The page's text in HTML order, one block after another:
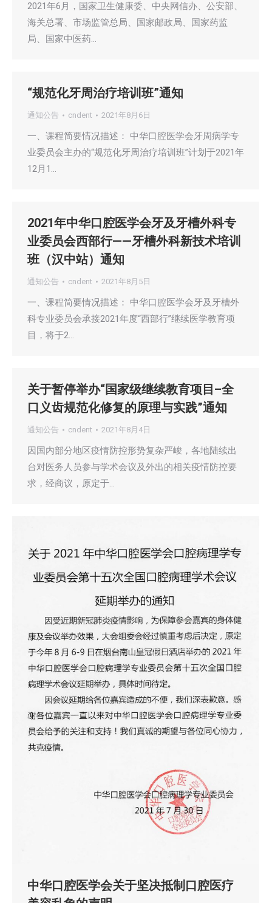
2021年6月，国家卫生健康委、中央网信办、公安部、
海关总署、市场监管总局、国家邮政局、国家药监
局、国家中医药…
“规范化牙周治疗培训班”通知
通知公告 cndent 2021年8月6日
一、课程简要情况描述： 中华口腔医学会牙周病学专
业委员会主办的“规范化牙周治疗培训班”计划于2021年
12月1…
2021年中华口腔医学会牙及牙槽外科专
业委员会西部行——牙槽外科新技术培训
班（汉中站）通知
通知公告 cndent 2021年8月5日
一、课程简要情况描述： 中华口腔医学会牙及牙槽外
科专业委员会承接2021年度“西部行”继续医学教育项
目，将于2…
关于暂停举办“国家级继续教育项目–全
口义齿规范化修复的原理与实践”通知
通知公告 cndent 2021年8月4日
因国内部分地区疫情防控形势复杂严峻，各地陆续出
台对医务人员参与学术会议及外出的相关疫情防控要
求，经商议，原定于…
中华口腔医学会关于坚决抵制口腔医疗